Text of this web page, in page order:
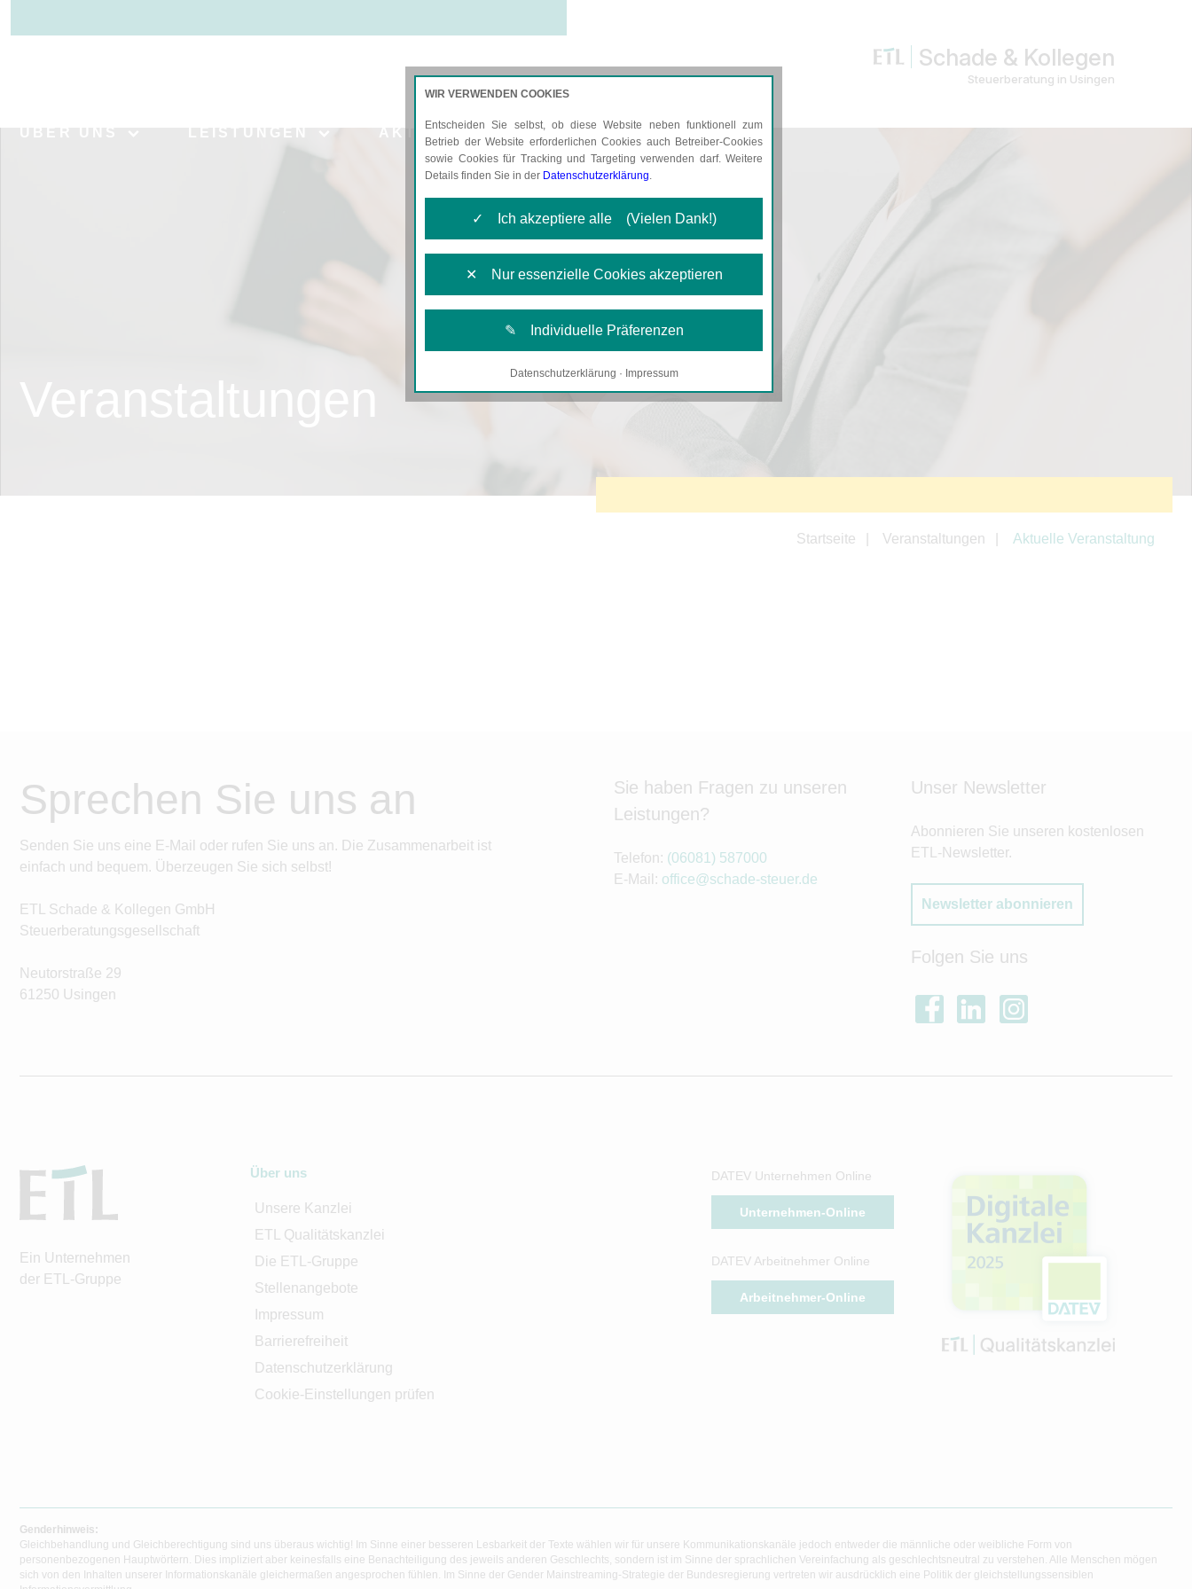
Schade & Kollegen
Steuerberatung in Usingen
AKTUELLES KARRIERE
Startseite Veranstaltungen Aktuelle Veranstaltung
Sprechen Sie uns an
Senden Sie uns eine E-Mail oder rufen Sie uns an. Die Zusammenarbeit ist
einfach und bequem. Überzeugen Sie sich selbst!
ETL Schade & Kollegen GmbH
Steuerberatungsgesellschaft
Neutorstraße 29
61250 Usingen
Sie haben Fragen zu unseren
Leistungen?
Telefon: (06081) 587000
E-Mail: office@schade-steuer.de
Unser Newsletter
Abonnieren Sie unseren kostenlosen
ETL-Newsletter.
Newsletter abonnieren
Folgen Sie uns
Ein Unternehmen
der ETL-Gruppe
Über uns
Unsere Kanzlei
ETL Qualitätskanzlei
Die ETL-Gruppe
Stellenangebote
Impressum
Barrierefreiheit
Datenschutzerklärung
Cookie-Einstellungen prüfen
DATEV Unternehmen Online
Unternehmen-Online
DATEV Arbeitnehmer Online
Arbeitnehmer-Online
Genderhinweis:
Gleichbehandlung und Gleichberechtigung sind uns überaus wichtig! Im Sinne einer besseren Lesbarkeit der Texte wählen wir für unsere Kommunikationskanäle jedoch entweder die männliche oder weibliche Form von
personenbezogenen Hauptwörtern. Dies impliziert aber keinesfalls eine Benachteiligung des jeweils anderen Geschlechts, sondern ist im Sinne der sprachlichen Vereinfachung als geschlechtsneutral zu verstehen. Alle Menschen mögen
sich von den Inhalten unserer Informationskanäle gleichermaßen angesprochen fühlen. Im Sinne der Gender Mainstreaming-Strategie der Bundesregierung vertreten wir ausdrücklich eine Politik der gleichstellungssensiblen
WIR VERWENDEN COOKIES
Entscheiden Sie selbst, ob diese Website neben funktionell zum
Betrieb der Website erforderlichen Cookies auch Betreiber-Cookies
sowie Cookies für Tracking und Targeting verwenden darf. Weitere
Details finden Sie in der Datenschutzerklärung.
✓ Ich akzeptiere alle (Vielen Dank!)
✕ Nur essenzielle Cookies akzeptieren
✎ Individuelle Präferenzen
Notwendige Cookies
bedarfsgerechte Gestaltung und fortlaufende Verbesserung
unseres Angebotes einschließlich der Verknüpfung zu Social-
Datenschutzerklärung · Impressum